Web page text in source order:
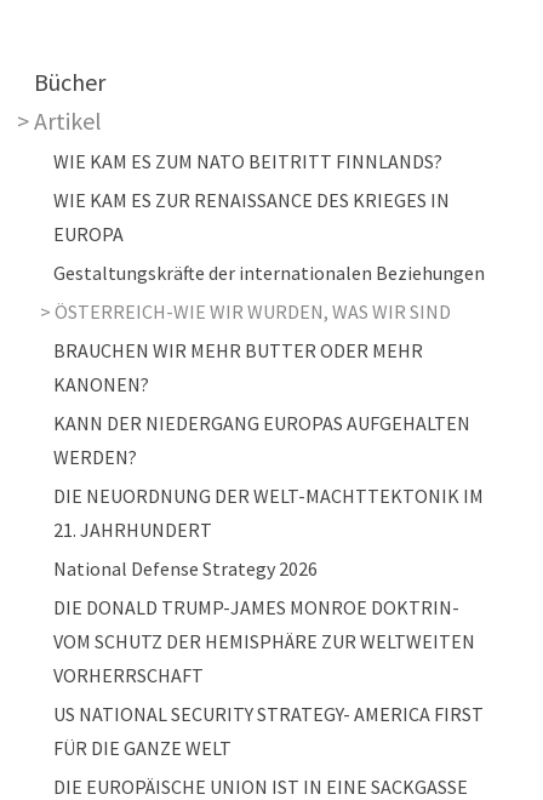
Main navigation
Bücher
Artikel
WIE KAM ES ZUM NATO BEITRITT FINNLANDS?
WIE KAM ES ZUR RENAISSANCE DES KRIEGES IN
EUROPA
Gestaltungskräfte der internationalen Beziehungen
ÖSTERREICH-WIE WIR WURDEN, WAS WIR SIND
BRAUCHEN WIR MEHR BUTTER ODER MEHR
KANONEN?
KANN DER NIEDERGANG EUROPAS AUFGEHALTEN
WERDEN?
DIE NEUORDNUNG DER WELT-MACHTTEKTONIK IM
21. JAHRHUNDERT
National Defense Strategy 2026
DIE DONALD TRUMP-JAMES MONROE DOKTRIN-
VOM SCHUTZ DER HEMISPHÄRE ZUR WELTWEITEN
VORHERRSCHAFT
US NATIONAL SECURITY STRATEGY- AMERICA FIRST
FÜR DIE GANZE WELT
DIE EUROPÄISCHE UNION IST IN EINE SACKGASSE